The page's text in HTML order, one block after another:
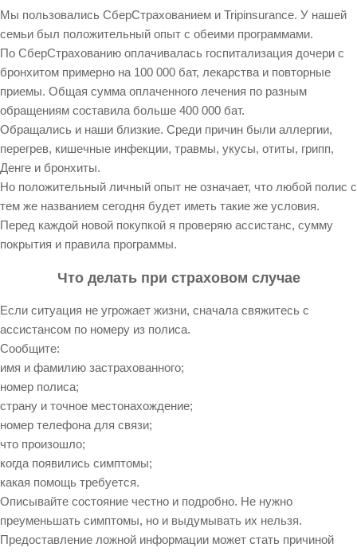
Мы пользовались СберСтрахованием и Tripinsurance. У нашей
семьи был положительный опыт с обеими программами.
По СберСтрахованию оплачивалась госпитализация дочери с
бронхитом примерно на 100 000 бат, лекарства и повторные
приемы. Общая сумма оплаченного лечения по разным
обращениям составила больше 400 000 бат.
Обращались и наши близкие. Среди причин были аллергии,
перегрев, кишечные инфекции, травмы, укусы, отиты, грипп,
Денге и бронхиты.
Но положительный личный опыт не означает, что любой полис с
тем же названием сегодня будет иметь такие же условия.
Перед каждой новой покупкой я проверяю ассистанс, сумму
покрытия и правила программы.
Что делать при страховом случае
Если ситуация не угрожает жизни, сначала свяжитесь с
ассистансом по номеру из полиса.
Сообщите:
имя и фамилию застрахованного;
номер полиса;
страну и точное местонахождение;
номер телефона для связи;
что произошло;
когда появились симптомы;
какая помощь требуется.
Описывайте состояние честно и подробно. Не нужно
преуменьшать симптомы, но и выдумывать их нельзя.
Предоставление ложной информации может стать причиной